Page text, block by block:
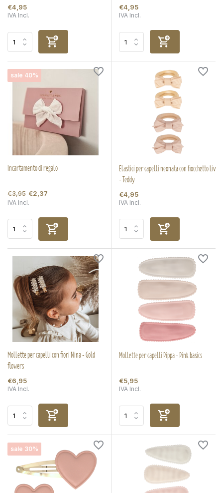
€4,95
IVA Incl.
€4,95
IVA Incl.
sale 40%
Incartamento di regalo
€3,95 €2,37
IVA Incl.
Elastici per capelli neonata con fiocchetto Liv
- Teddy
€4,95
IVA Incl.
Mollette per capelli con fiori Nina - Gold
flowers
€6,95
IVA Incl.
Mollette per capelli Pippa - Pink basics
€5,95
IVA Incl.
sale 30%